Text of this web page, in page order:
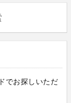
でお探しいただ